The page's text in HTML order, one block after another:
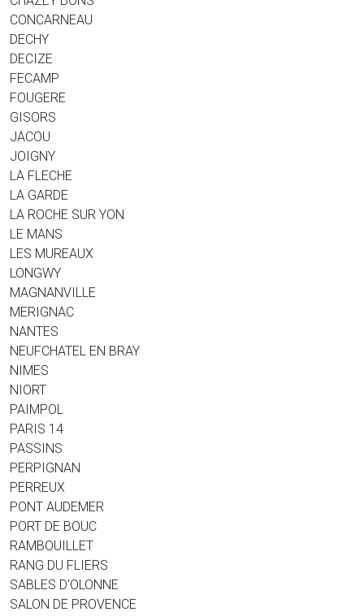
CONCARNEAU
DECHY
DECIZE
FECAMP
FOUGERE
GISORS
JACOU
JOIGNY
LA FLECHE
LA GARDE
LA ROCHE SUR YON
LE MANS
LES MUREAUX
LONGWY
MAGNANVILLE
MERIGNAC
NANTES
NEUFCHATEL EN BRAY
NIMES
NIORT
PAIMPOL
PARIS 14
PASSINS
PERPIGNAN
PERREUX
PONT AUDEMER
PORT DE BOUC
RAMBOUILLET
RANG DU FLIERS
SABLES D'OLONNE
SALON DE PROVENCE